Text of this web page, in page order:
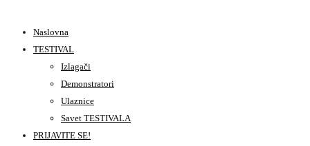
Naslovna
TESTIVAL
Izlagači
Demonstratori
Ulaznice
Savet TESTIVALA
PRIJAVITE SE!